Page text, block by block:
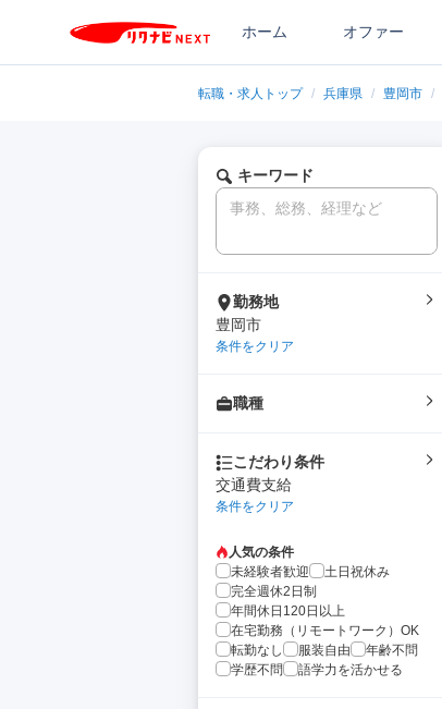
ホーム オファー
転職・求人トップ / 兵庫県 / 豊岡市 /
キーワード
勤務地
豊岡市
条件をクリア
職種
こだわり条件
交通費支給
条件をクリア
人気の条件
未経験者歓迎
土日祝休み
完全週休2日制
年間休日120日以上
在宅勤務（リモートワーク）OK
転勤なし
服装自由
年齢不問
学歴不問
語学力を活かせる